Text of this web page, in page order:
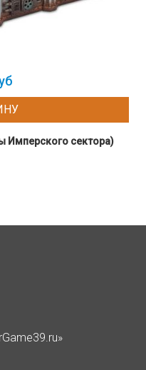
Имперского сектора)